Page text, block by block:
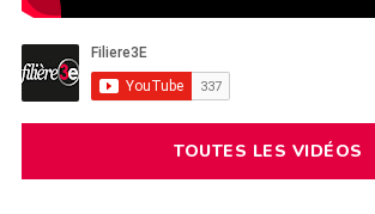
TOUTES LES VIDÉOS